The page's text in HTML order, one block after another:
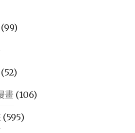
(99)
(52)
畫 (106)
(595)